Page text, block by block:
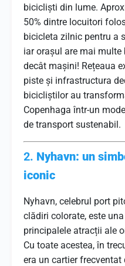
bicicliști din lume.
50% dintre locuitori
bicicleta zilnic pentru a
iar orașul are mai multe
decât mașini! Rețeaua
piste și infrastructura
bicicliștilor au
Copenhaga într-un
de transport sustenabil.
2. Nyhavn: un
iconic
Nyhavn, celebrul port
clădiri colorate, este
principalele atracții ale
Cu toate acestea, în
era un cartier frecventat